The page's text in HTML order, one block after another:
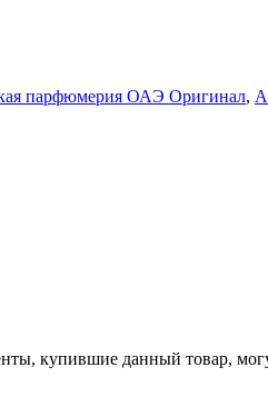
парфюмерия ОАЭ Оригинал,
купившие данный товар,